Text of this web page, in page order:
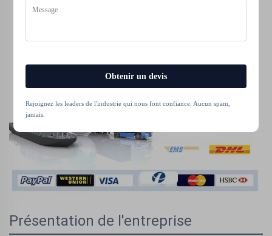
Présentation de l'entreprise
Obtenir un devis
Rejoignez les leaders de l'industrie qui nous font confiance. Aucun spam,
jamais.